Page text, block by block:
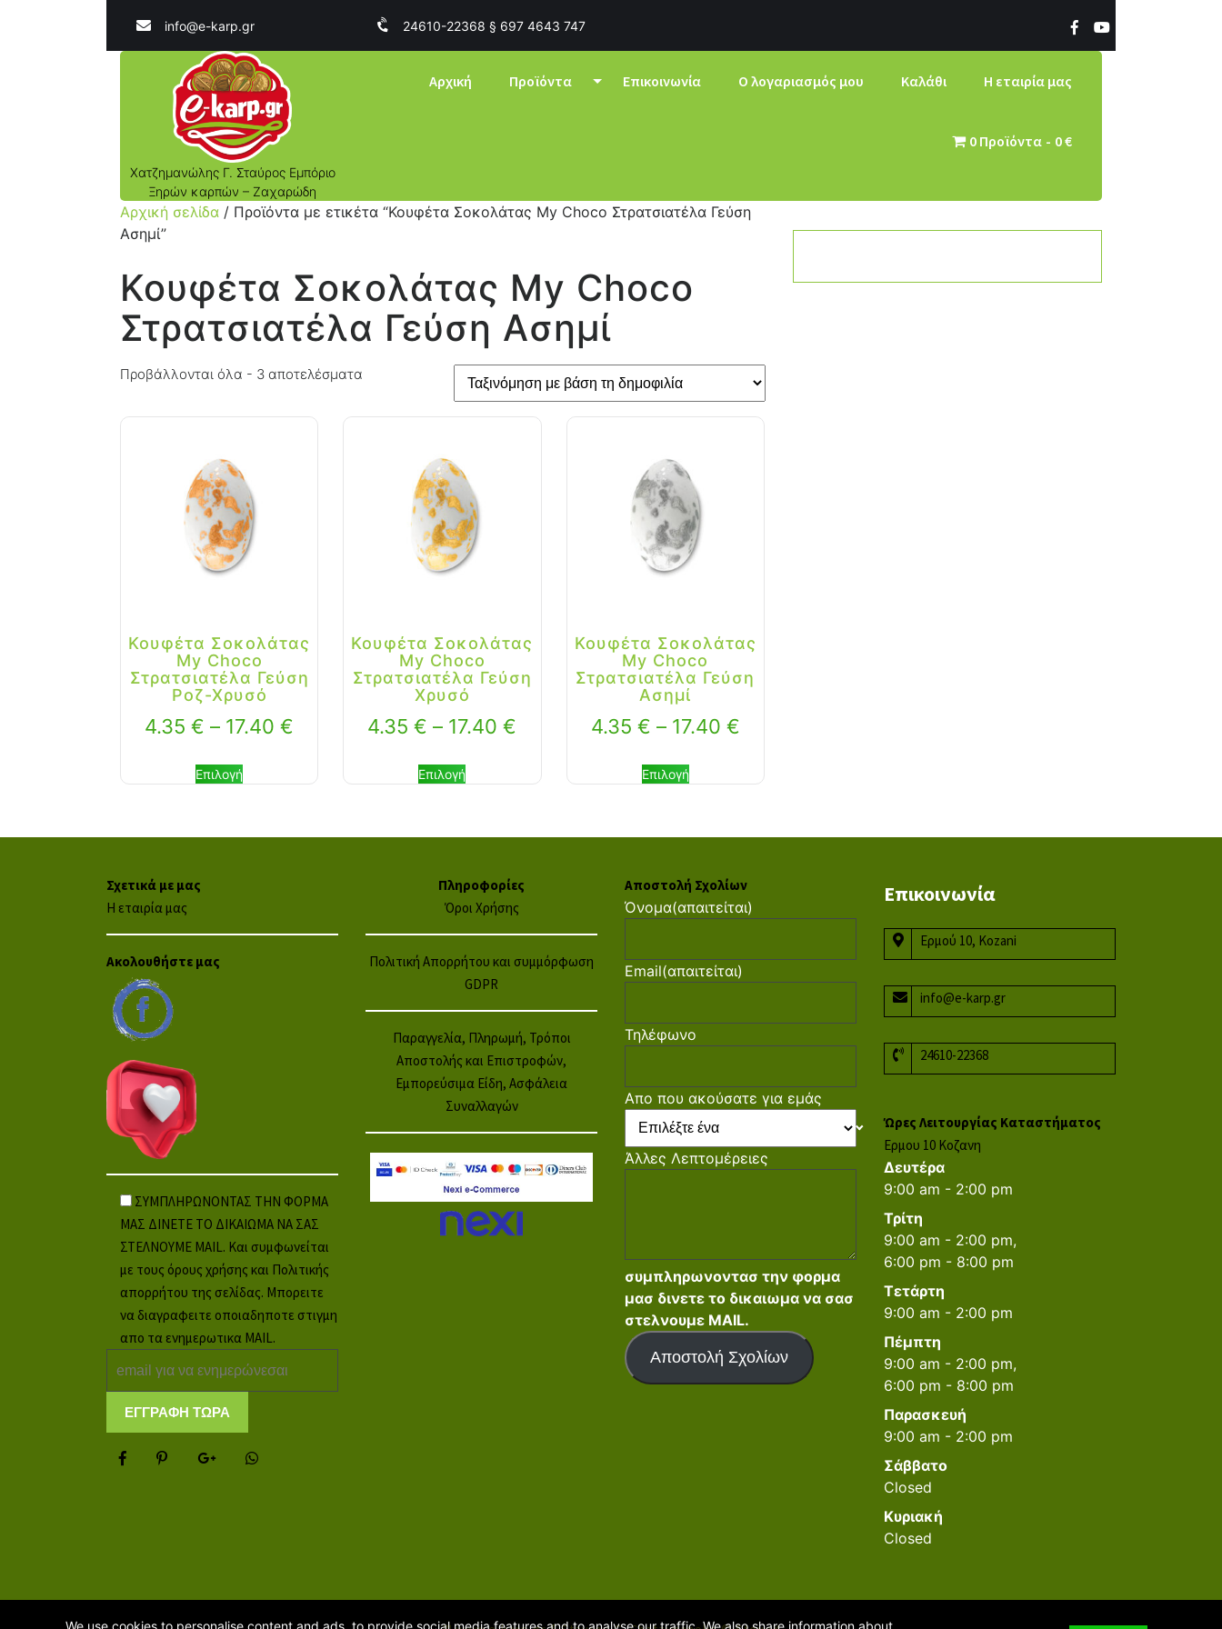
info@e-karp.gr 24610-22368 § 697 4643 747
Χατζημανώλης Γ. Σταύρος Εμπόριο
Ξηρών καρπών – Ζαχαρώδη
Αρχική Προϊόντα Επικοινωνία Ο λογαριασμός μου Καλάθι Η εταιρία μας
0 Προϊόντα 0 €
Αρχική σελίδα / Προϊόντα με ετικέτα “Κουφέτα Σοκολάτας My Choco Στρατσιατέλα Γεύση
Ασημί”
Κουφέτα Σοκολάτας My Choco
Στρατσιατέλα Γεύση Ασημί
Προβάλλονται όλα - 3 αποτελέσματα
Κουφέτα Σοκολάτας
My Choco
Στρατσιατέλα Γεύση
Ροζ-Χρυσό
4.35€ – 17.40€
Επιλογή
Κουφέτα Σοκολάτας
My Choco
Στρατσιατέλα Γεύση
Χρυσό
4.35€ – 17.40€
Επιλογή
Κουφέτα Σοκολάτας
My Choco
Στρατσιατέλα Γεύση
Ασημί
4.35 € – 17.40 €
Επιλογή
Σχετικά με μας
Η εταιρία μας
Ακολουθήστε μας
ΣΥΜΠΛΗΡΩΝΟΝΤΑΣ ΤΗΝ ΦΟΡΜΑ
ΜΑΣ ΔΙΝΕΤΕ ΤΟ ΔΙΚΑΙΩΜΑ ΝΑ ΣΑΣ
ΣΤΕΛΝΟΥΜΕ MAIL. Και συμφωνείται
με τους όρους χρήσης και Πολιτικής
απορρήτου της σελίδας. Μπορειτε
να διαγραφειτε οποιαδηποτε στιγμη
απο τα ενημερωτικα MAIL.
Πληροφορίες
Όροι Χρήσης
Πολιτική Απορρήτου και συμμόρφωση
GDPR
Παραγγελία, Πληρωμή, Τρόποι
Αποστολής και Επιστροφών,
Εμπορεύσιμα Είδη, Ασφάλεια
Συναλλαγών
Αποστολή Σχολίων
Όνομα(απαιτείται)
Email(απαιτείται)
Τηλέφωνο
Απο που ακούσατε για εμάς
Άλλες Λεπτομέρειες
συμπληρωνοντασ την φορμα
μασ δινετε το δικαιωμα να σασ
στελνουμε MAIL.
Αποστολή Σχολίων
Επικοινωνία
Ερμού 10, Kozani
info@e-karp.gr
24610-22368
Ώρες Λειτουργίας Καταστήματος
Ερμου 10 Κοζανη
Δευτέρα
9:00 am - 2:00 pm
Τρίτη
9:00 am - 2:00 pm,
6:00 pm - 8:00 pm
Τετάρτη
9:00 am - 2:00 pm
Πέμπτη
9:00 am - 2:00 pm,
6:00 pm - 8:00 pm
Παρασκευή
9:00 am - 2:00 pm
Σάββατο
Closed
Κυριακή
Closed
We use cookies to personalise content and ads, to provide social media features and to analyse our traffic. We also share information about